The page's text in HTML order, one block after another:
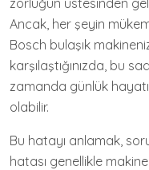
zorluğun üstesinden
Ancak, her şeyin
Bosch bulaşık
karşılaştığınızda, bu
zamanda günlük
olabilir.
Bu hatayı anlamak,
hatası genellikle